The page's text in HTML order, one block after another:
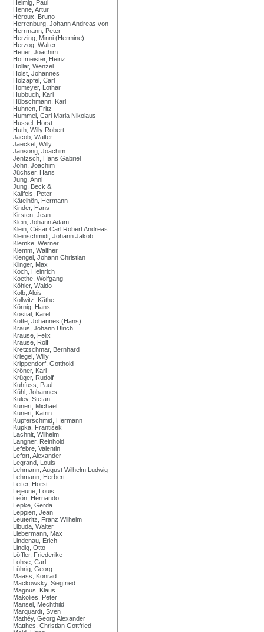
Helmig, Paul
Henne, Artur
Héroux, Bruno
Herrenburg, Johann Andreas von
Herrmann, Peter
Herzing, Minni (Hermine)
Herzog, Walter
Heuer, Joachim
Hoffmeister, Heinz
Hollar, Wenzel
Holst, Johannes
Holzapfel, Carl
Homeyer, Lothar
Hubbuch, Karl
Hübschmann, Karl
Huhnen, Fritz
Hummel, Carl Maria Nikolaus
Hussel, Horst
Huth, Willy Robert
Jacob, Walter
Jaeckel, Willy
Jansong, Joachim
Jentzsch, Hans Gabriel
John, Joachim
Jüchser, Hans
Jung, Anni
Jung, Beck &
Kallfels, Peter
Kätelhön, Hermann
Kinder, Hans
Kirsten, Jean
Klein, Johann Adam
Klein, César Carl Robert Andreas
Kleinschmidt, Johann Jakob
Klemke, Werner
Klemm, Walther
Klengel, Johann Christian
Klinger, Max
Koch, Heinrich
Koethe, Wolfgang
Köhler, Waldo
Kolb, Alois
Kollwitz, Käthe
Körnig, Hans
Kostial, Karel
Kotte, Johannes (Hans)
Kraus, Johann Ulrich
Krause, Felix
Krause, Rolf
Kretzschmar, Bernhard
Kriegel, Willy
Krippendorf, Gotthold
Kröner, Karl
Krüger, Rudolf
Kuhfuss, Paul
Kühl, Johannes
Kulev, Stefan
Kunert, Michael
Kunert, Katrin
Kupferschmid, Hermann
Kupka, František
Lachnit, Wilhelm
Langner, Reinhold
Lefebre, Valentin
Lefort, Alexander
Legrand, Louis
Lehmann, August Wilhelm Ludwig
Lehmann, Herbert
Leifer, Horst
Lejeune, Louis
León, Hernando
Lepke, Gerda
Leppien, Jean
Leuteritz, Franz Wilhelm
Libuda, Walter
Liebermann, Max
Lindenau, Erich
Lindig, Otto
Löffler, Friederike
Lohse, Carl
Lührig, Georg
Maass, Konrad
Mackowsky, Siegfried
Magnus, Klaus
Makolies, Peter
Mansel, Mechthild
Marquardt, Sven
Mathéy, Georg Alexander
Matthes, Christian Gottfried